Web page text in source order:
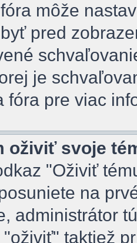
môže
pred
je
fóra pre viac
oživiť svoje
"Oživiť
na
administrátor
taktiež